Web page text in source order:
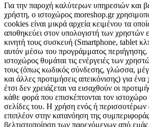
Για την παροχή καλύτερων υπηρεσιών και
χρήστη, ο ιστοχώρος moreshop.gr
cookies είναι μικρά αρχεία κειμένου τα
αποθηκεύει στον υπολογιστή των χρηστών
κινητή τους συσκευή (Smartphone, tablet
αυτόν μέσω του προγράμματος
ιστοχώρος θυμάται τις ενέργειές των
τους (όπως κωδικός σύνδεσης, γλώσσα,
και άλλες προτιμήσεις απεικόνισης) για
έτσι δεν χρειάζεται να εισαχθούν οι
κάθε φορά που επισκέπτονται τον
σελίδες του. Η χρήση ενός ή περισσοτέρων
επιπλέον στην κατανόηση της
βελτιστοποίηση των παρεχόμενων από